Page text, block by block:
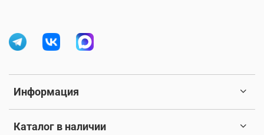
Информация
Каталог в наличии